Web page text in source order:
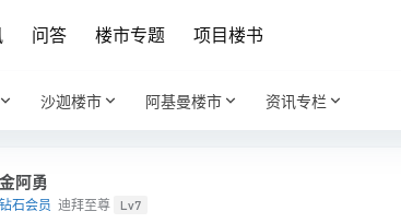
问答 楼市专题 项目楼书
沙迦楼市 阿基曼楼市 资讯专栏
金阿勇
钻石会员 迪拜至尊 Lv7